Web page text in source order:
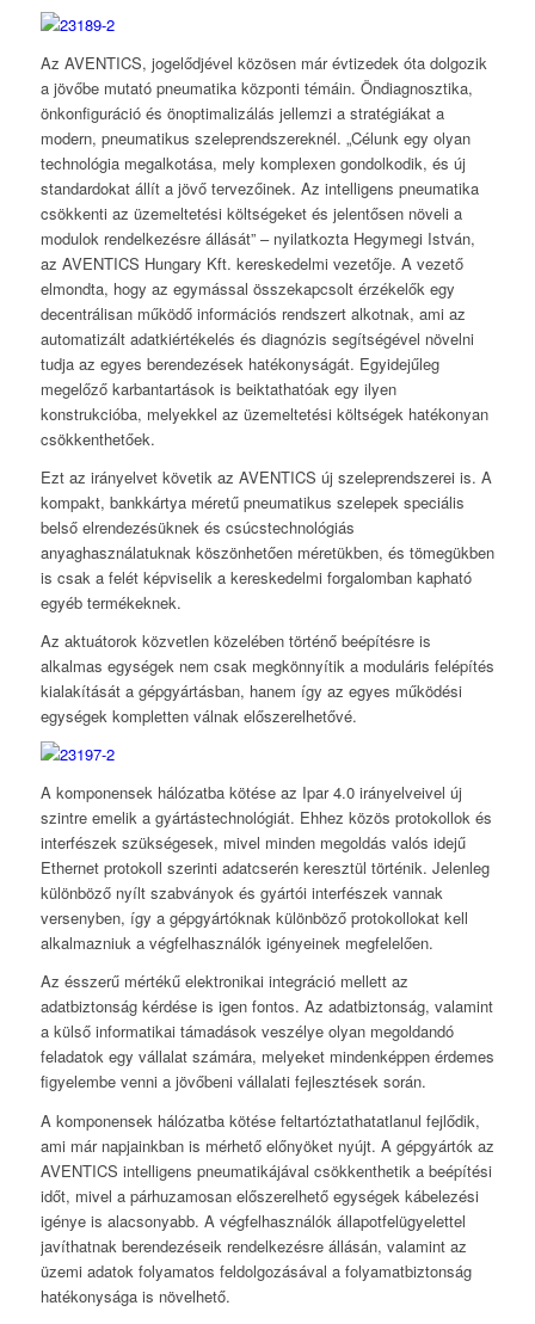
Az AVENTICS, jogelődjével közösen már évtizedek óta dolgozik
a jövőbe mutató pneumatika központi témáin. Öndiagnosztika,
önkonfiguráció és önoptimalizálás jellemzi a stratégiákat a
modern, pneumatikus szeleprendszereknél. „Célunk egy olyan
technológia megalkotása, mely komplexen gondolkodik, és új
standardokat állít a jövő tervezőinek. Az intelligens pneumatika
csökkenti az üzemeltetési költségeket és jelentősen növeli a
modulok rendelkezésre állását” – nyilatkozta Hegymegi István,
az AVENTICS Hungary Kft. kereskedelmi vezetője. A vezető
elmondta, hogy az egymással összekapcsolt érzékelők egy
decentrálisan működő információs rendszert alkotnak, ami az
automatizált adatkiértékelés és diagnózis segítségével növelni
tudja az egyes berendezések hatékonyságát. Egyidejűleg
megelőző karbantartások is beiktathatóak egy ilyen
konstrukcióba, melyekkel az üzemeltetési költségek hatékonyan
csökkenthetőek.
Ezt az irányelvet követik az AVENTICS új szeleprendszerei is. A
kompakt, bankkártya méretű pneumatikus szelepek speciális
belső elrendezésüknek és csúcstechnológiás
anyaghasználatuknak köszönhetően méretükben, és tömegükben
is csak a felét képviselik a kereskedelmi forgalomban kapható
egyéb termékeknek.
Az aktuátorok közvetlen közelében történő beépítésre is
alkalmas egységek nem csak megkönnyítik a moduláris felépítés
kialakítását a gépgyártásban, hanem így az egyes működési
egységek kompletten válnak előszerelhetővé.
A komponensek hálózatba kötése az Ipar 4.0 irányelveivel új
szintre emelik a gyártástechnológiát. Ehhez közös protokollok és
interfészek szükségesek, mivel minden megoldás valós idejű
Ethernet protokoll szerinti adatcserén keresztül történik. Jelenleg
különböző nyílt szabványok és gyártói interfészek vannak
versenyben, így a gépgyártóknak különböző protokollokat kell
alkalmazniuk a végfelhasználók igényeinek megfelelően.
Az ésszerű mértékű elektronikai integráció mellett az
adatbiztonság kérdése is igen fontos. Az adatbiztonság, valamint
a külső informatikai támadások veszélye olyan megoldandó
feladatok egy vállalat számára, melyeket mindenképpen érdemes
figyelembe venni a jövőbeni vállalati fejlesztések során.
A komponensek hálózatba kötése feltartóztathatatlanul fejlődik,
ami már napjainkban is mérhető előnyöket nyújt. A gépgyártók az
AVENTICS intelligens pneumatikájával csökkenthetik a beépítési
időt, mivel a párhuzamosan előszerelhető egységek kábelezési
igénye is alacsonyabb. A végfelhasználók állapotfelügyelettel
javíthatnak berendezéseik rendelkezésre állásán, valamint az
üzemi adatok folyamatos feldolgozásával a folyamatbiztonság
hatékonysága is növelhető.